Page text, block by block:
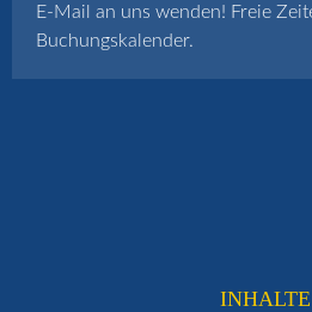
E-Mail an uns wenden! Freie
Buchungskalender.